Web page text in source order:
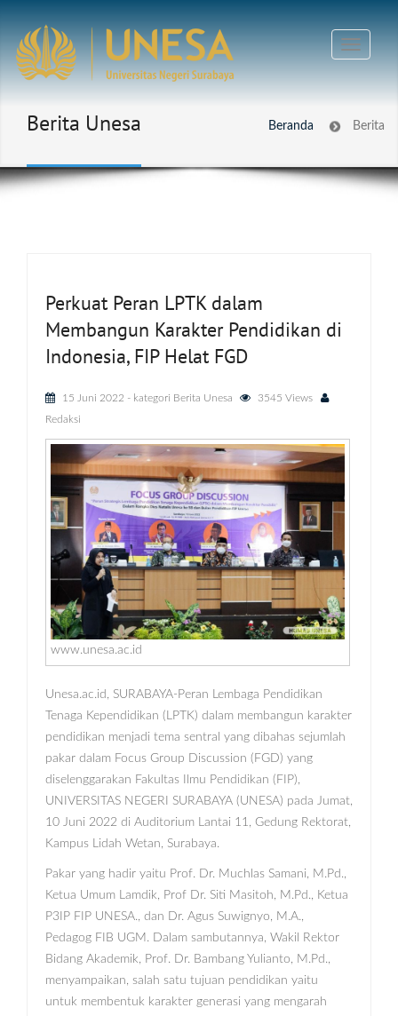
Berita Unesa Beranda Berita
Perkuat Peran LPTK dalam
Membangun Karakter Pendidikan di
Indonesia, FIP Helat FGD
15 Juni 2022 - kategori Berita Unesa
3545 Views
Redaksi
www.unesa.ac.id
Unesa.ac.id, SURABAYA-Peran Lembaga Pendidikan
Tenaga Kependidikan (LPTK) dalam membangun karakter
pendidikan menjadi tema sentral yang dibahas sejumlah
pakar dalam Focus Group Discussion (FGD) yang
diselenggarakan Fakultas Ilmu Pendidikan (FIP),
UNIVERSITAS NEGERI SURABAYA (UNESA) pada Jumat,
10 Juni 2022 di Auditorium Lantai 11, Gedung Rektorat,
Kampus Lidah Wetan, Surabaya.
Pakar yang hadir yaitu Prof. Dr. Muchlas Samani, M.Pd.,
Ketua Umum Lamdik, Prof Dr. Siti Masitoh, M.Pd., Ketua
P3IP FIP UNESA., dan Dr. Agus Suwignyo, M.A.,
Pedagog FIB UGM. Dalam sambutannya, Wakil Rektor
Bidang Akademik, Prof. Dr. Bambang Yulianto, M.Pd.,
menyampaikan, salah satu tujuan pendidikan yaitu
untuk membentuk karakter generasi yang mengarah